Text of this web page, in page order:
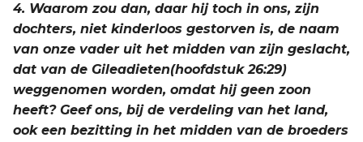
4. Waarom zou dan, daar hij toch in ons, zijn
dochters, niet kinderloos gestorven is, de naam
van onze vader uit het midden van zijn geslacht,
dat van de Gileadieten(hoofdstuk 26:29)
weggenomen worden, omdat hij geen zoon
heeft? Geef ons, bij de verdeling van het land,
ook een bezitting in het midden van de broeders